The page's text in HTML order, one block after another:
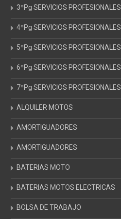
3ºPg SERVICIOS PROFESIONALES
4ºPg SERVICIOS PROFESIONALES
5ºPg SERVICIOS PROFESIONALES
6ºPg SERVICIOS PROFESIONALES
7ºPg SERVICIOS PROFESIONALES
ALQUILER MOTOS
AMORTIGUADORES
AMORTIGUADORES
BATERIAS MOTO
BATERIAS MOTOS ELECTRICAS
BOLSA DE TRABAJO